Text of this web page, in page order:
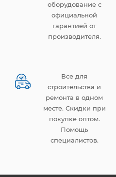
оборудование с
официальной
гарантией от
производителя.
Все для
строительства и
ремонта в одном
месте. Скидки при
покупке оптом.
Помощь
специалистов.